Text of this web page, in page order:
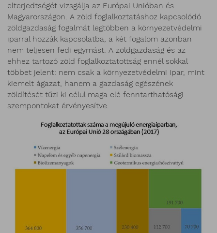
elterjedtségét vizsgálja az Európai Unióban és
Magyarországon. A zöld foglalkoztatáshoz kapcsolódó
zöldgazdaság fogalmát legtöbben a környezetvédelmi
iparral hozzák kapcsolatba, a két fogalom azonban
nem teljesen fedi egymást. A zöldgazdaság és az
ehhez tartozó zöld foglalkoztatottság ennél sokkal
többet jelent: nem csak a környezetvédelmi ipar, mint
kiemelt ágazat, hanem a gazdaság egészének
zöldítését tűzi ki célul maga elé fenntarthatósági
szempontokat érvényesítve.